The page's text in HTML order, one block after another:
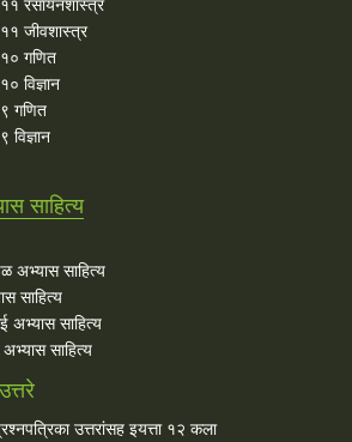
जीवशास्त्र
१० गणित
विज्ञान
गणित
विज्ञान
साहित्य
अभ्यास साहित्य
साहित्य
अभ्यास साहित्य
अभ्यास साहित्य
उत्तरांसह इयत्ता १२ कला